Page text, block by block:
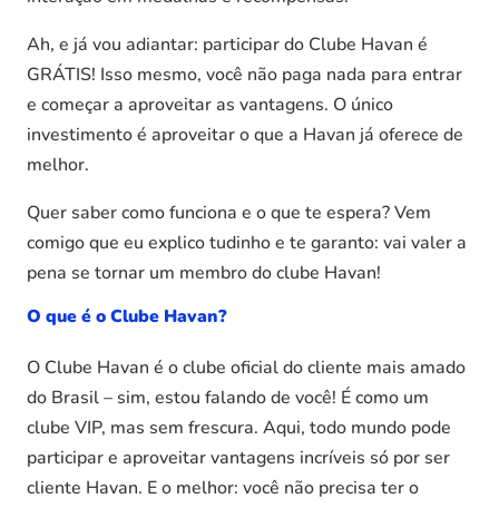
Ah, e já vou adiantar: participar do Clube Havan é
GRÁTIS! Isso mesmo, você não paga nada para entrar
e começar a aproveitar as vantagens. O único
investimento é aproveitar o que a Havan já oferece de
melhor.
Quer saber como funciona e o que te espera? Vem
comigo que eu explico tudinho e te garanto: vai valer a
pena se tornar um membro do clube Havan!
O que é o Clube Havan?
O Clube Havan é o clube oficial do cliente mais amado
do Brasil – sim, estou falando de você! É como um
clube VIP, mas sem frescura. Aqui, todo mundo pode
participar e aproveitar vantagens incríveis só por ser
cliente Havan. E o melhor: você não precisa ter o